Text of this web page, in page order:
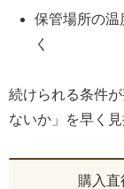
保管場所の温
く
続けられる条件
ないか」を早く
購入